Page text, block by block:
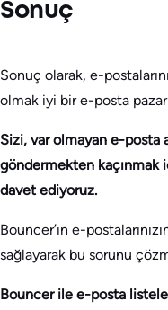
Sonuç
Sonuç olarak, e-
olmak iyi bir e-posta
Sizi, var olmayan e-posta
göndermekten
davet ediyoruz.
Bouncer’ın e-
sağlayarak bu sorunu
Bouncer ile e-posta